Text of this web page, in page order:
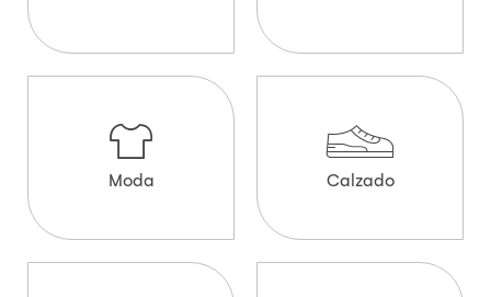
Moda Calzado